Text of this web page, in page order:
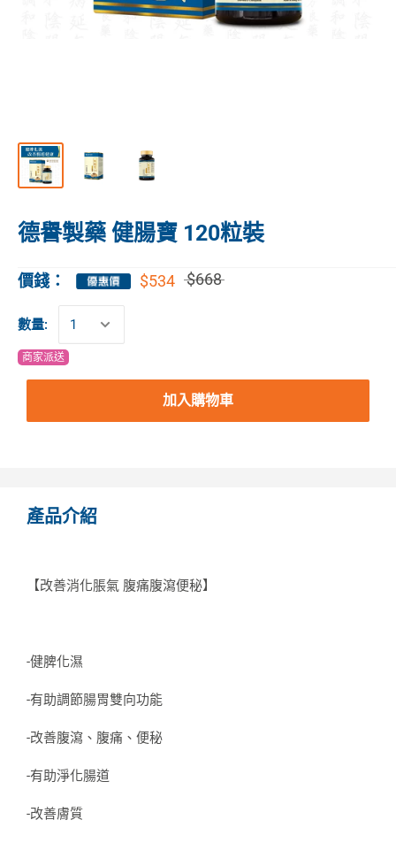
德譽製藥 健腸寶 120粒裝
價錢： $534 $668
數量:
商家派送
加入購物車
產品介紹
【改善消化脹氣 腹痛腹瀉便秘】
-健脾化濕
-有助調節腸胃雙向功能
-改善腹瀉、腹痛、便秘
-有助淨化腸道
-改善膚質